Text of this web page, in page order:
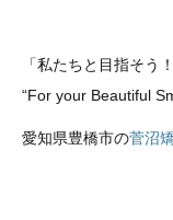
「私たちと目指そう
“For your Beautiful
愛知県豊橋市の菅沼